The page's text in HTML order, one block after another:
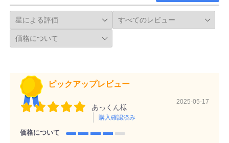
ピックアップレビュー
あっくん様
購入確認済み
2025-05-17
価格について